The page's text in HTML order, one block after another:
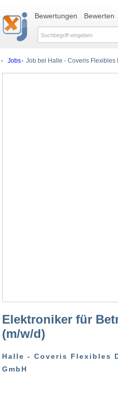
Bewertungen Bewerten
Jobs Job bei Halle - Coveris Flexibles
Elektroniker für
(m/w/d)
Halle - Coveris Flexibles
GmbH